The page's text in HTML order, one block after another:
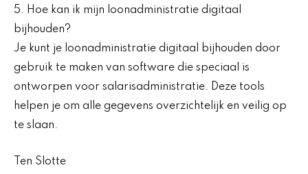
5. Hoe kan ik mijn loonadministratie digitaal
bijhouden?
Je kunt je loonadministratie digitaal bijhouden door
gebruik te maken van software die speciaal is
ontworpen voor salarisadministratie. Deze tools
helpen je om alle gegevens overzichtelijk en veilig op
te slaan.
Ten Slotte